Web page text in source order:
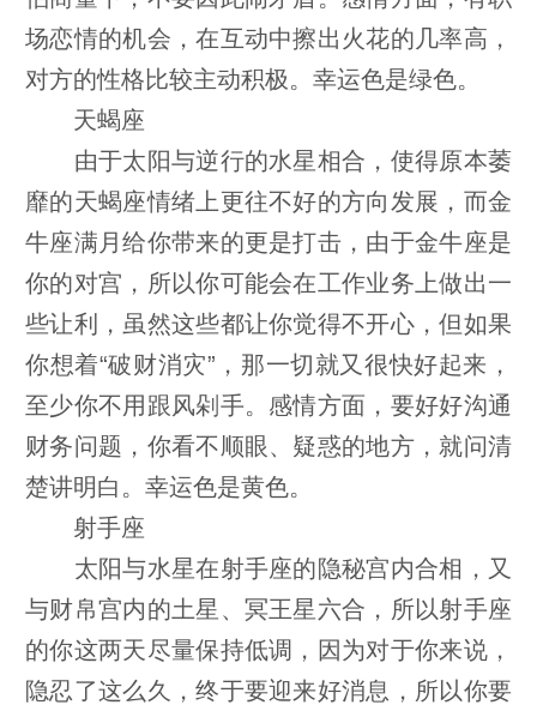
场恋情的机会，在互动中擦出火花的几率高，
对方的性格比较主动积极。幸运色是绿色。
天蝎座
由于太阳与逆行的水星相合，使得原本萎
靡的天蝎座情绪上更往不好的方向发展，而金
牛座满月给你带来的更是打击，由于金牛座是
你的对宫，所以你可能会在工作业务上做出一
些让利，虽然这些都让你觉得不开心，但如果
你想着“破财消灾”，那一切就又很快好起来，
至少你不用跟风剁手。感情方面，要好好沟通
财务问题，你看不顺眼、疑惑的地方，就问清
楚讲明白。幸运色是黄色。
射手座
太阳与水星在射手座的隐秘宫内合相，又
与财帛宫内的土星、冥王星六合，所以射手座
的你这两天尽量保持低调，因为对于你来说，
隐忍了这么久，终于要迎来好消息，所以你要